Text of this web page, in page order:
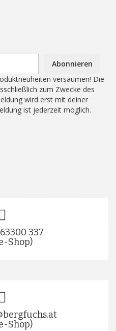
Abonnieren
versäumen! Die
zum Zwecke des
wird erst mit deiner
ist jederzeit möglich.
337
Shop)
Shop)